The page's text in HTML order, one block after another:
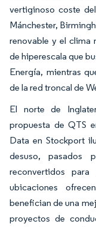
vertiginoso coste
Mánchester,
renovable y el clima
de hiperescala que
Energía, mientras
de la red troncal de
El norte de
propuesta de QTS
Data en Stockport
desuso, pasados
reconvertidos
ubicaciones
benefician de una
proyectos de